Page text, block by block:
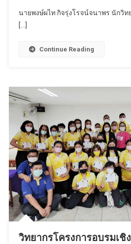
นายพงษ์ผไท กิจรุ่งโรจน์จนาพร นักวิ
[…]
Continue Reading
วิทยากรโครงการอบรมเชิ